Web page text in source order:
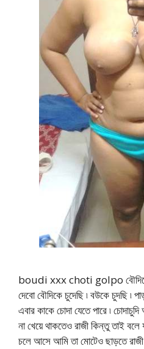
boudi xxx choti golpo বৌদিকে
দেবো বৌদিকে চুদেছি ৷ বউকে চুদছি ৷
এবার কাকে চোদা যেতে পারে ৷
না খেয়ে থাকতেও রাজী কিন্তু তাই
চলে আসে আমি তা মোটেও ছাড়তে